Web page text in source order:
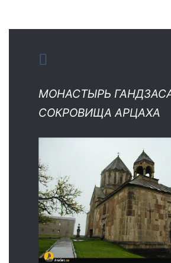
МОНАСТЫРЬ
СОКРОВИЩА АРЦАХА